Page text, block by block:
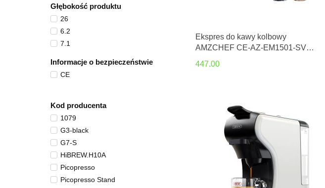
Głębokość produktu
26
6.2
7.1
Informacje o bezpieczeństwie
CE
Kod producenta
1079
G3-black
G7-S
HiBREW.H10A
Picopresso
Picopresso Stand
Ekspres do kawy kolbowy
AMZCHEF CE-AZ-EM1501-SV
447.00